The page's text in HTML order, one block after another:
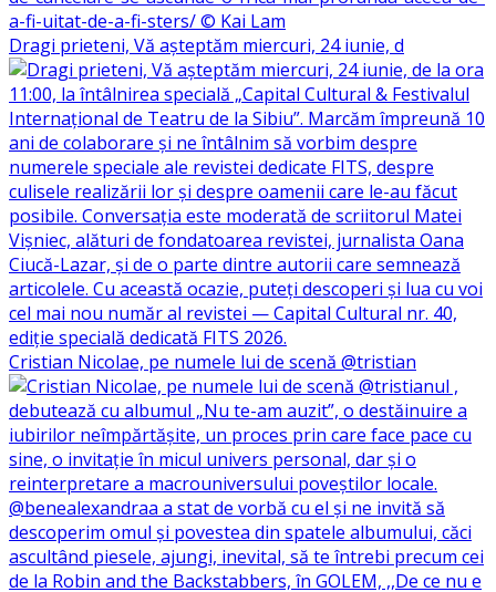
Dragi prieteni, Vă așteptăm miercuri, 24 iunie, d
Cristian Nicolae, pe numele lui de scenă @tristian